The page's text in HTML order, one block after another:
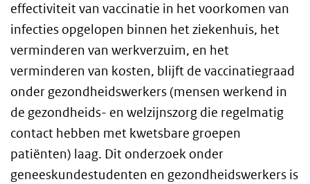
effectiviteit van vaccinatie in het voorkomen van
infecties opgelopen binnen het ziekenhuis, het
verminderen van werkverzuim, en het
verminderen van kosten, blijft de vaccinatiegraad
onder gezondheidswerkers (mensen werkend in
de gezondheids- en welzijnszorg die regelmatig
contact hebben met kwetsbare groepen
patiënten) laag. Dit onderzoek onder
geneeskundestudenten en gezondheidswerkers is